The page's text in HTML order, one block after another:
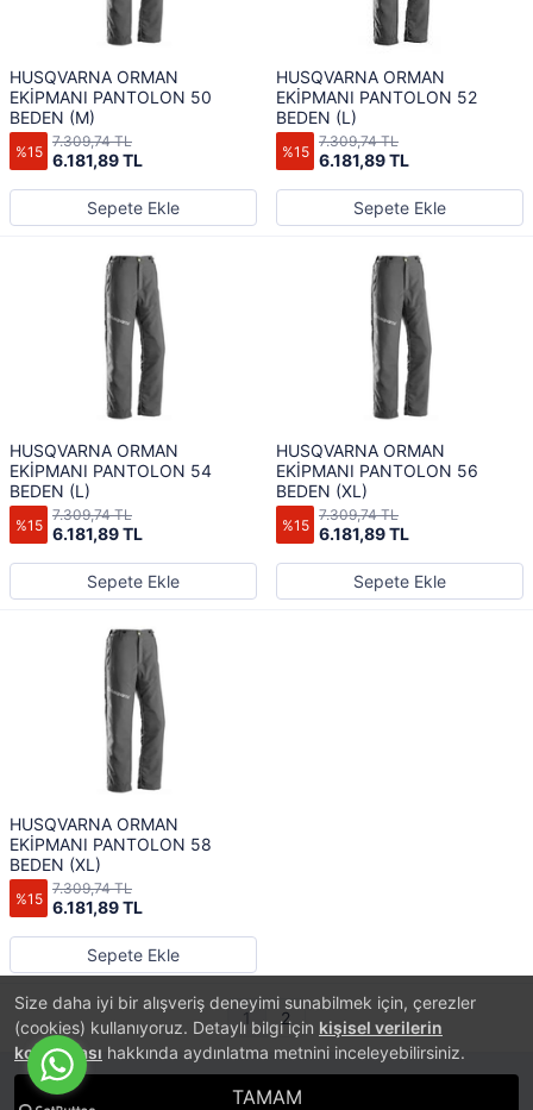
Size daha iyi bir alışveriş deneyimi sunabilmek için, çerezler
(cookies) kullanıyoruz. Detaylı bilgi için kişisel verilerin
korunması hakkında aydınlatma metnini inceleyebilirsiniz.
TAMAM
HUSQVARNA ORMAN
EKİPMANI PANTOLON 50
BEDEN (M)
%15 6.181,89 TL
7.309,74 TL
Sepete Ekle
HUSQVARNA ORMAN
EKİPMANI PANTOLON 52
BEDEN (L)
%15 6.181,89 TL
7.309,74 TL
Sepete Ekle
HUSQVARNA ORMAN
EKİPMANI PANTOLON 54
BEDEN (L)
%15 6.181,89 TL
7.309,74 TL
Sepete Ekle
HUSQVARNA ORMAN
EKİPMANI PANTOLON 56
BEDEN (XL)
%15 6.181,89 TL
7.309,74 TL
Sepete Ekle
HUSQVARNA ORMAN
EKİPMANI PANTOLON 58
BEDEN (XL)
%15 6.181,89 TL
7.309,74 TL
Sepete Ekle
1 2